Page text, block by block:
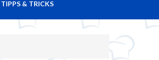
TIPPS & TRICKS